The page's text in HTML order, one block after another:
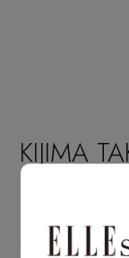
KIJIMA
キジマ タカユキ